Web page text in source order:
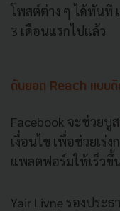
โพสต์ต่าง ๆ ได้ทันที
3 เดือนแรกไปแล้ว
ดันยอด Reach แบบ
Facebook จะช่วยบู
เงื่อนไข เพื่อช่วยเร่
แพลตฟอร์มให้เร็วขึ้
Yair Livne รองประ